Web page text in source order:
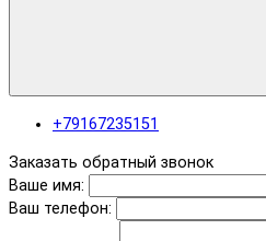
+79167235151
Заказать обратный звонок
Ваше имя:
Ваш телефон: